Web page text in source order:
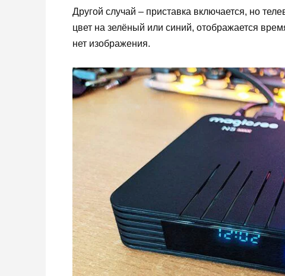
Другой случай – приставка включается, но
цвет на зелёный или синий, отображается
нет изображения.